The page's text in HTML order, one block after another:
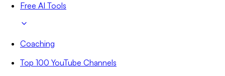
Free AI Tools
Coaching
Top 100 YouTube Channels